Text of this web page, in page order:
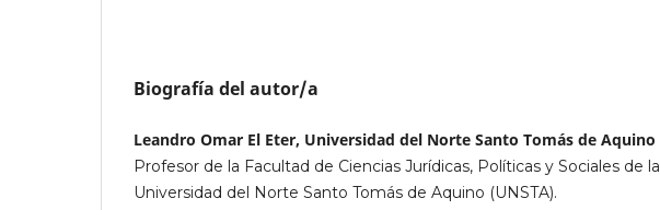
Biografía del autor/a
Leandro Omar El Eter, Universidad del Norte Santo Tomás de Aquino
Profesor de la Facultad de Ciencias Jurídicas, Políticas y Sociales de la
Universidad del Norte Santo Tomás de Aquino (UNSTA).